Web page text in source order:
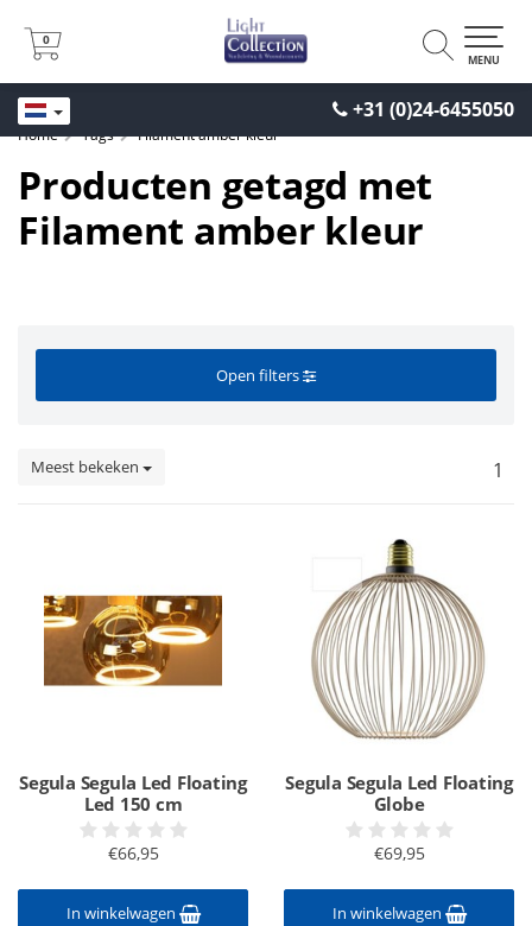
+31 (0)24-6455050
0
0
MENU
Home Tags Filament amber kleur
Producten getagd met
Filament amber kleur
Open filters
Meest bekeken 1
Segula Segula Led Floating
Led 150 cm
€66,95
In winkelwagen
Segula Segula Led Floating
Globe
€69,95
In winkelwagen